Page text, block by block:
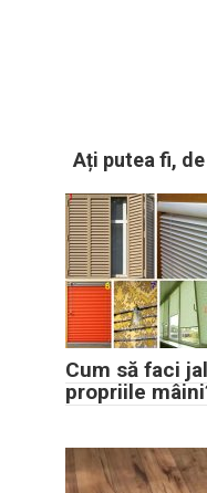
Ați putea fi,
Cum să faci
propriile